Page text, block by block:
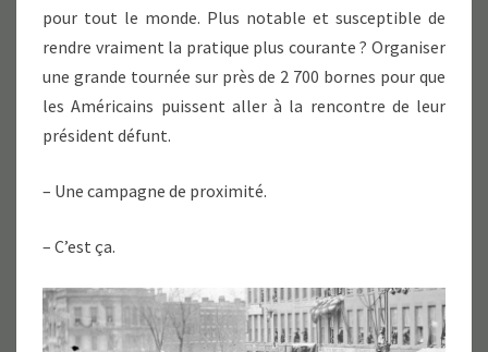
pour tout le monde. Plus notable et susceptible de
rendre vraiment la pratique plus courante ? Organiser
une grande tournée sur près de 2 700 bornes pour que
les Américains puissent aller à la rencontre de leur
président défunt.
– Une campagne de proximité.
– C’est ça.